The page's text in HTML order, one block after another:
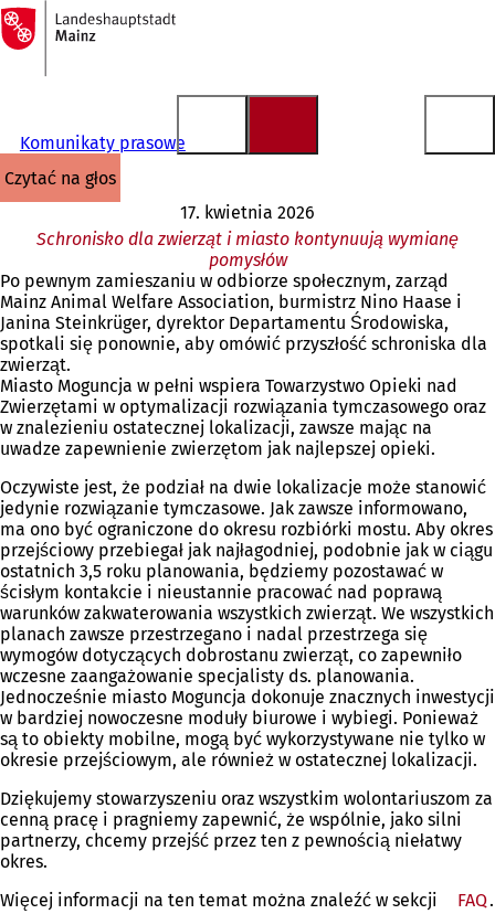
Przejdź do treści
Do
strony
głównej
Komunikaty prasowe
czytać na głos
17. kwietnia 2026
Schronisko dla zwierząt i miasto kontynuują wymianę
pomysłów
Po pewnym zamieszaniu w odbiorze społecznym, zarząd
Mainz Animal Welfare Association, burmistrz Nino Haase i
Janina Steinkrüger, dyrektor Departamentu Środowiska,
spotkali się ponownie, aby omówić przyszłość schroniska dla
zwierząt.
Miasto Moguncja w pełni wspiera Towarzystwo Opieki nad
Zwierzętami w optymalizacji rozwiązania tymczasowego oraz
w znalezieniu ostatecznej lokalizacji, zawsze mając na
uwadze zapewnienie zwierzętom jak najlepszej opieki.
Oczywiste jest, że podział na dwie lokalizacje może stanowić
jedynie rozwiązanie tymczasowe. Jak zawsze informowano,
ma ono być ograniczone do okresu rozbiórki mostu. Aby okres
przejściowy przebiegał jak najłagodniej, podobnie jak w ciągu
ostatnich 3,5 roku planowania, będziemy pozostawać w
ścisłym kontakcie i nieustannie pracować nad poprawą
warunków zakwaterowania wszystkich zwierząt. We wszystkich
planach zawsze przestrzegano i nadal przestrzega się
wymogów dotyczących dobrostanu zwierząt, co zapewniło
wczesne zaangażowanie specjalisty ds. planowania.
Jednocześnie miasto Moguncja dokonuje znacznych inwestycji
w bardziej nowoczesne moduły biurowe i wybiegi. Ponieważ
są to obiekty mobilne, mogą być wykorzystywane nie tylko w
okresie przejściowym, ale również w ostatecznej lokalizacji.
Dziękujemy stowarzyszeniu oraz wszystkim wolontariuszom za
cenną pracę i pragniemy zapewnić, że wspólnie, jako silni
partnerzy, chcemy przejść przez ten z pewnością niełatwy
okres.
Więcej informacji na ten temat można znaleźć w sekcji
FAQ.